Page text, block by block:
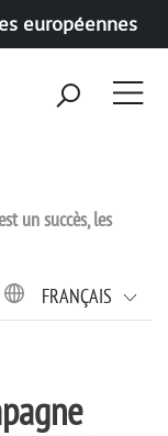
européennes
un succès, les
FRANÇAIS